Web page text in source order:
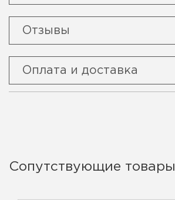
Отзывы
Оплата и доставка
Сопутствующие товары